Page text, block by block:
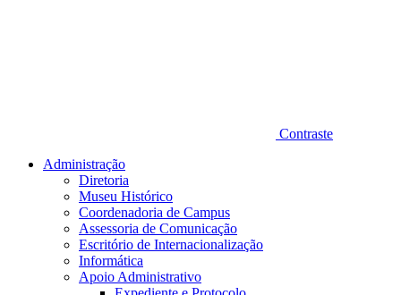
Contraste
Administração
Diretoria
Museu Histórico
Coordenadoria de Campus
Assessoria de Comunicação
Escritório de Internacionalização
Informática
Apoio Administrativo